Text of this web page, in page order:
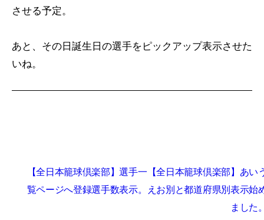
させる予定。
あと、その日誕生日の選手をピックアップ表示させた
いね。
稿
【全日本籠球倶楽部】選手一
覧ページへ登録選手数表示。
【全日本籠球倶楽部】あい
えお別と都道府県別表示始
ました